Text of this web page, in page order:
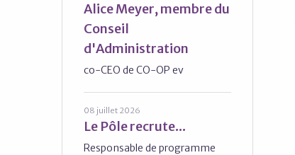
Alice Meyer, membre du
Conseil
d'Administration
co-CEO de CO-OP ev
08 juillet 2026
Le Pôle recrute...
Responsable de programme